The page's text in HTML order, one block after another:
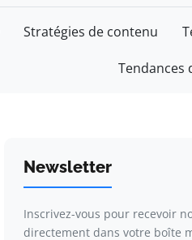
Stratégies de contenu
Tendances
Newsletter
Inscrivez-vous pour recevoir
directement dans votre boîte